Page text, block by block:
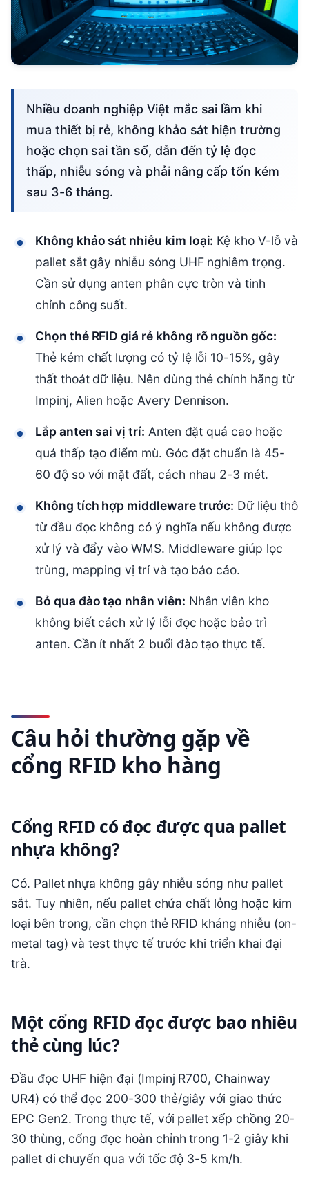
Nhiều doanh nghiệp Việt mắc sai lầm khi
mua thiết bị rẻ, không khảo sát hiện trường
hoặc chọn sai tần số, dẫn đến tỷ lệ đọc
thấp, nhiễu sóng và phải nâng cấp tốn kém
sau 3-6 tháng.
Không khảo sát nhiễu kim loại: Kệ kho V-lỗ và
pallet sắt gây nhiễu sóng UHF nghiêm trọng.
Cần sử dụng anten phân cực tròn và tinh
chỉnh công suất.
Chọn thẻ RFID giá rẻ không rõ nguồn gốc:
Thẻ kém chất lượng có tỷ lệ lỗi 10-15%, gây
thất thoát dữ liệu. Nên dùng thẻ chính hãng từ
Impinj, Alien hoặc Avery Dennison.
Lắp anten sai vị trí: Anten đặt quá cao hoặc
quá thấp tạo điểm mù. Góc đặt chuẩn là 45-
60 độ so với mặt đất, cách nhau 2-3 mét.
Không tích hợp middleware trước: Dữ liệu thô
từ đầu đọc không có ý nghĩa nếu không được
xử lý và đẩy vào WMS. Middleware giúp lọc
trùng, mapping vị trí và tạo báo cáo.
Bỏ qua đào tạo nhân viên: Nhân viên kho
không biết cách xử lý lỗi đọc hoặc bảo trì
anten. Cần ít nhất 2 buổi đào tạo thực tế.
Câu hỏi thường gặp về
cổng RFID kho hàng
Cổng RFID có đọc được qua pallet
nhựa không?
Có. Pallet nhựa không gây nhiễu sóng như pallet
sắt. Tuy nhiên, nếu pallet chứa chất lỏng hoặc kim
loại bên trong, cần chọn thẻ RFID kháng nhiễu (on-
metal tag) và test thực tế trước khi triển khai đại
trà.
Một cổng RFID đọc được bao nhiêu
thẻ cùng lúc?
Đầu đọc UHF hiện đại (Impinj R700, Chainway
UR4) có thể đọc 200-300 thẻ/giây với giao thức
EPC Gen2. Trong thực tế, với pallet xếp chồng 20-
30 thùng, cổng đọc hoàn chỉnh trong 1-2 giây khi
pallet di chuyển qua với tốc độ 3-5 km/h.